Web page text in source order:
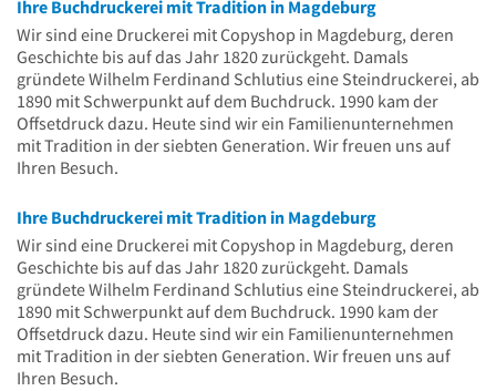
Ihre Buchdruckerei mit Tradition in Magdeburg
Wir sind eine Druckerei mit Copyshop in Magdeburg, deren
Geschichte bis auf das Jahr 1820 zurückgeht. Damals
gründete Wilhelm Ferdinand Schlutius eine Steindruckerei, ab
1890 mit Schwerpunkt auf dem Buchdruck. 1990 kam der
Offsetdruck dazu. Heute sind wir ein Familienunternehmen
mit Tradition in der siebten Generation. Wir freuen uns auf
Ihren Besuch.
Ihre Buchdruckerei mit Tradition in Magdeburg
Wir sind eine Druckerei mit Copyshop in Magdeburg, deren
Geschichte bis auf das Jahr 1820 zurückgeht. Damals
gründete Wilhelm Ferdinand Schlutius eine Steindruckerei, ab
1890 mit Schwerpunkt auf dem Buchdruck. 1990 kam der
Offsetdruck dazu. Heute sind wir ein Familienunternehmen
mit Tradition in der siebten Generation. Wir freuen uns auf
Ihren Besuch.